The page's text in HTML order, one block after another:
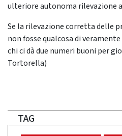
ulteriore autonoma rilevazione
Se la rilevazione corretta delle
non fosse qualcosa di
chi ci dà due numeri buoni per
Tortorella)
TAG